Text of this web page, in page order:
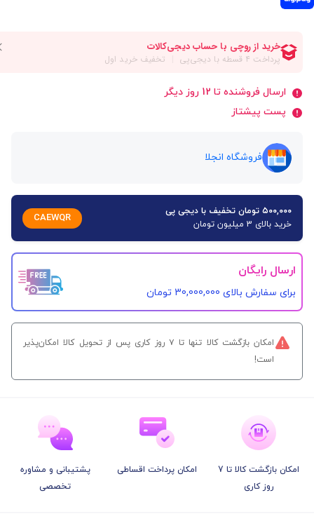
ارسال فروشنده تا 12 روز دیگر
پست پیشتاز
فروشگاه انجلا
۵۰۰,۰۰۰ تومان تخفیف با دیجی پی
خرید بالای 3 میلیون تومان
CAEWQR
ارسال رایگان
برای سفارش‌ بالای 30,000,000 تومان
امکان بازگشت کالا تنها تا ۷ روز کاری پس از تحویل کالا امکان‌پذیر
است!
امکان بازگشت کالا تا 7
روز کاری
امکان پرداخت اقساطی
پشتیبانی و مشاوره
تخصصی